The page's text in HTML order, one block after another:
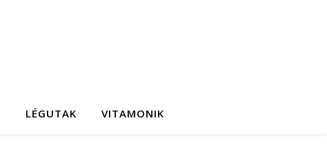
LÉGUTAK VITAMONIK